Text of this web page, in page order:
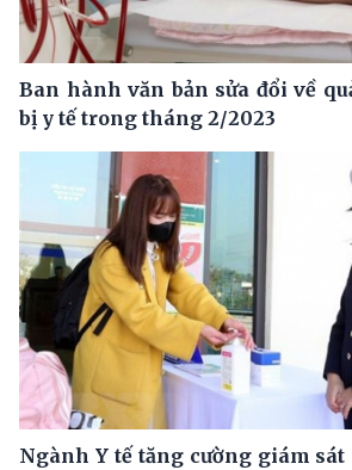
Ban hành văn bản sửa đổi về
bị y tế trong tháng 2/2023
Ngành Y tế tăng cường giám